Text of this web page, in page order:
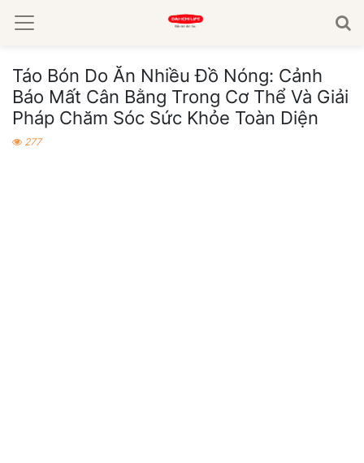
Táo Bón Do Ăn Nhiều Đồ Nóng: Cảnh
Báo Mất Cân Bằng Trong Cơ Thể Và Giải
Pháp Chăm Sóc Sức Khỏe Toàn Diện
277